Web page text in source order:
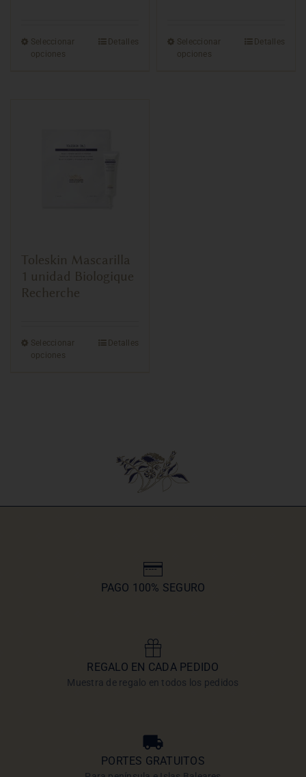
Seleccionar
opciones
Detalles
Seleccionar
opciones
Detalles
Toleskin Mascarilla
1 unidad Biologique
Recherche
Seleccionar
opciones
Detalles
PAGO 100% SEGURO
REGALO EN CADA PEDIDO
Muestra de regalo en todos los pedidos
PORTES GRATUITOS